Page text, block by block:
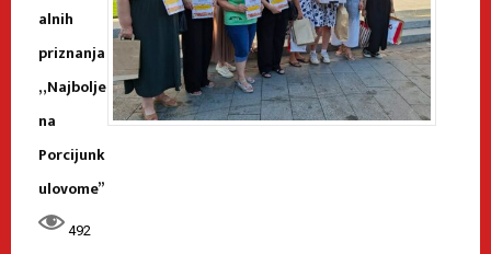
alnih
priznanja
„Najbolje
na
Porcijunk
ulovome”
492